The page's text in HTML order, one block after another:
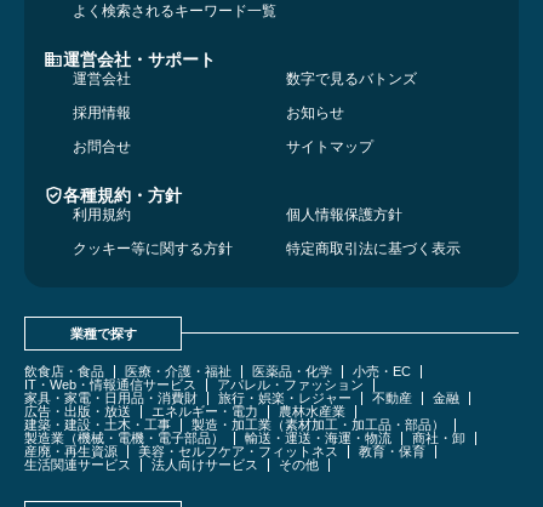
よく検索されるキーワード一覧
運営会社・サポート
運営会社
数字で見るバトンズ
採用情報
お知らせ
お問合せ
サイトマップ
各種規約・方針
利用規約
個人情報保護方針
クッキー等に関する方針
特定商取引法に基づく表示
業種で探す
飲食店・食品 医療・介護・福祉 医薬品・化学
小売・EC
IT・Web・情報通信サービス
アパレル・ファッション
家具・家電・日用品・消費財
旅行・娯楽・レジャー 不動産
金融
広告・出版・放送
エネルギー・電力
農林水産業
建築・建設・土木・工事
製造・加工業（素材加工・加工品・部品）
製造業（機械・電機・電子部品）
輸送・運送・海運・物流
商社・卸
産廃・再生資源
美容・セルフケア・フィットネス
教育・保育
生活関連サービス
法人向けサービス その他